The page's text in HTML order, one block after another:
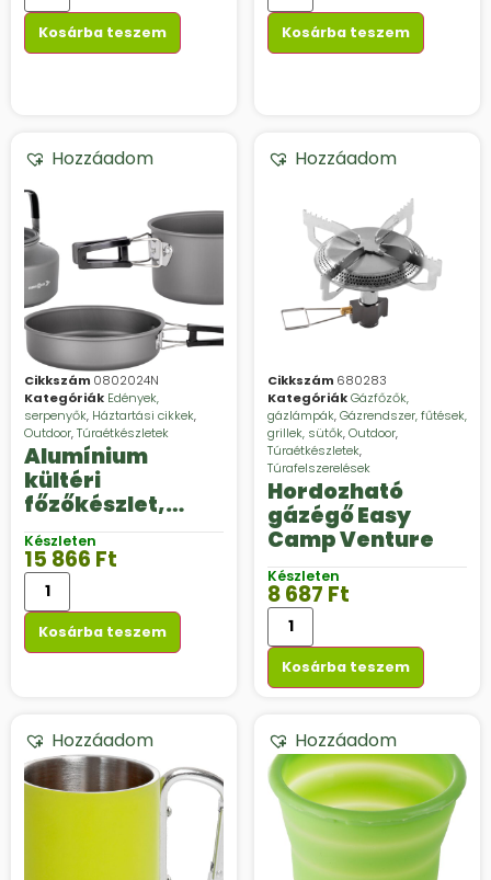
Kosárba teszem Kosárba teszem
Hozzáadom
Cikkszám 0802024N
Kategóriák Edények,
serpenyők, Háztartási cikkek,
Outdoor,Túraétkészletek
Alumínium
kültéri
főzőkészlet,
Brunner PackPot
Ultralite Ø 16 cm
Készleten
15 866 Ft
Kosárba teszem
Hozzáadom
Cikkszám 680283
KategóriákGázfőzők,
gázlámpák,Gázrendszer, fűtések,
grillek, sütők,Outdoor,
Túraétkészletek,
Túrafelszerelések
Hordozható
gázégő Easy
Camp Venture
Készleten
8 687 Ft
Kosárba teszem
Hozzáadom Hozzáadom